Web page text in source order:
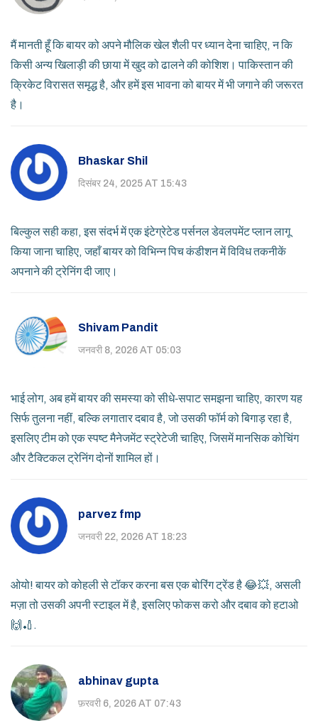
मैं मानती हूँ कि बायर को अपने मौलिक खेल शैली पर ध्यान देना चाहिए, न कि
किसी अन्य खिलाड़ी की छाया में खुद को ढालने की कोशिश। पाकिस्तान की
क्रिकेट विरासत समृद्ध है, और हमें इस भावना को बायर में भी जगाने की जरूरत
है।
Bhaskar Shil
दिसंबर 24, 2025 AT 15:43
बिल्कुल सही कहा, इस संदर्भ में एक इंटेग्रेटेड पर्सनल डेवलपमेंट प्लान लागू
किया जाना चाहिए, जहाँ बायर को विभिन्न पिच कंडीशन में विविध तकनीकें
अपनाने की ट्रेनिंग दी जाए।
Shivam Pandit
जनवरी 8, 2026 AT 05:03
भाई लोग, अब हमें बायर की समस्या को सीधे‑सपाट समझना चाहिए, कारण यह
सिर्फ तुलना नहीं, बल्कि लगातार दबाव है, जो उसकी फॉर्म को बिगाड़ रहा है,
इसलिए टीम को एक स्पष्ट मैनेजमेंट स्ट्रेटेजी चाहिए, जिसमें मानसिक कोचिंग
और टैक्टिकल ट्रेनिंग दोनों शामिल हों।
parvez fmp
जनवरी 22, 2026 AT 18:23
ओयो! बायर को कोहली से टॉकर करना बस एक बोरिंग ट्रेंड है 😂💥, असली
मज़ा तो उसकी अपनी स्टाइल में है, इसलिए फोकस करो और दबाव को हटाओ
🙌🏏.
abhinav gupta
फ़रवरी 6, 2026 AT 07:43